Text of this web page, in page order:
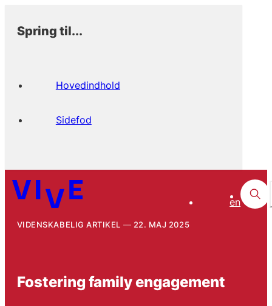
Spring til...
Hovedindhold
Sidefod
en
VIDENSKABELIG ARTIKEL 22. MAJ 2025
Fostering family engagement